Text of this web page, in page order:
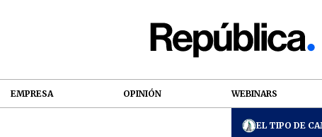
EMPRESA OPINIÓN WEBINARS
EL TIPO DE